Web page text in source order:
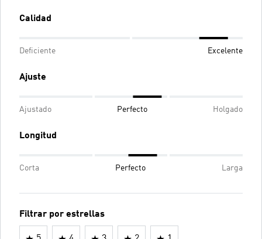
Calidad
Deficiente Excelente
Ajuste
Ajustado Perfecto Holgado
Longitud
Corta Perfecto Larga
Filtrar por estrellas